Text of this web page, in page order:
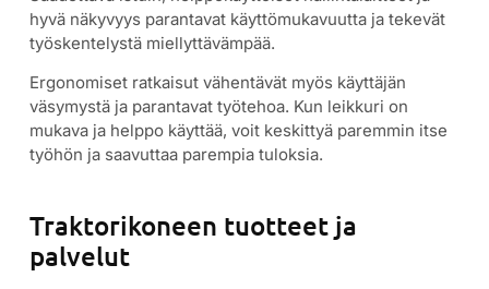
hyvä näkyvyys parantavat käyttömukavuutta ja tekevät
työskentelystä miellyttävämpää.
Ergonomiset ratkaisut vähentävät myös käyttäjän
väsymystä ja parantavat työtehoa. Kun leikkuri on
mukava ja helppo käyttää, voit keskittyä paremmin itse
työhön ja saavuttaa parempia tuloksia.
Traktorikoneen tuotteet ja
palvelut